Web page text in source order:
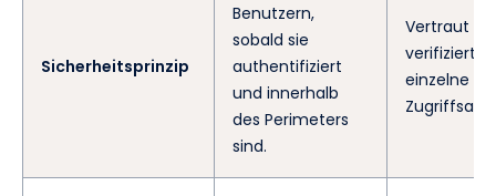
Sicherheitsprinzip
Benutzern,
sobald sie
authentifiziert
und innerhalb
des Perimeters
sind.
Vertraut
verifiziert
einzelne